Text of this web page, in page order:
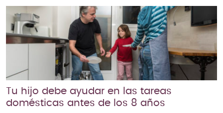
Tu hijo debe ayudar en las tareas
domésticas antes de los 8 años